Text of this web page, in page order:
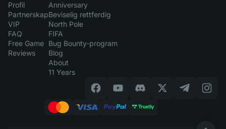
Profil
Partnerskap
VIP
FAQ
Free Game
Reviews
Anniversary
Beviselig rettferdig
North Pole
FIFA
Bug Bounty-program
Blog
About
11 Years